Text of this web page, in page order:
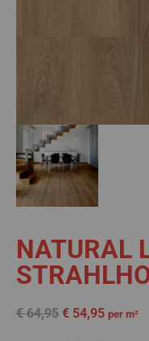
NATURAL
€64,95 € 54,95 per m²